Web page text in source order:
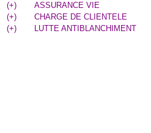
(+)
ASSURANCE VIE
(+)
CHARGE DE CLIENTELE
(+) LUTTE ANTIBLANCHIMENT